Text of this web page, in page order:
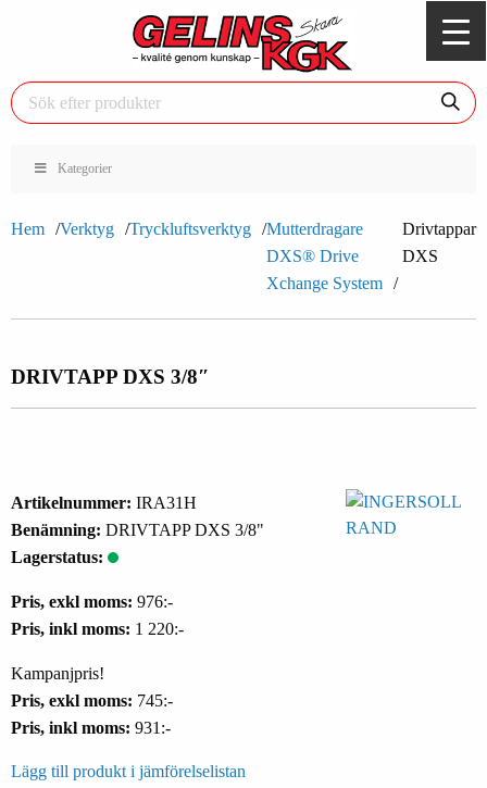
Kategorier
Hem Verktyg Tryckluftsverktyg
Mutterdragare
DXS® Drive
Xchange System
Drivtappar
DXS
DRIVTAPP DXS 3/8″
Artikelnummer: IRA31H
Benämning: DRIVTAPP DXS 3/8"
Lagerstatus:
Pris, exkl moms: 976:-
Pris, inkl moms: 1 220:-
Kampanjpris!
Pris, exkl moms: 745:-
Pris, inkl moms: 931:-
Lägg till produkt i jämförelselistan